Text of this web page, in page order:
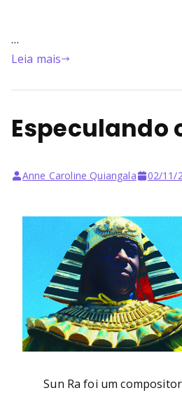
…
Leia mais
Especulando
Anne Caroline Quiangala 02/11/
Sun Ra foi um